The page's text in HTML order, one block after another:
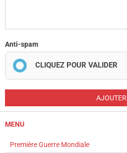
Anti-spam
CLIQUEZ POUR VALIDER
AJOUTER
MENU
Première Guerre Mondiale